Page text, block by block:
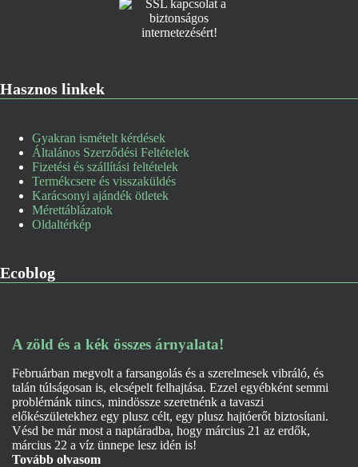
Hasznos linkek
Gyakran ismételt kérdések
Általános Szerződési Feltételek
Fizetési és szállítási feltételek
Termékcsere és visszaküldés
Karácsonyi ajándék ötletek
Mérettáblázatok
Oldaltérkép
Ecoblog
A zöld és a kék összes árnyalata!
Februárban megvolt a farsangolás és a szerelmesek vibráló, és
talán túlságosan is, elcsépelt felhajtása. Ezzel egyébként semmi
problémánk nincs, mindössze szeretnénk a tavaszi
előkészületekhez egy plusz célt, egy plusz hajtóerőt biztosítani.
Vésd be már most a naptáradba, hogy március 21 az erdők,
március 22 a víz ünnepe lesz idén is!
Tovább olvasom